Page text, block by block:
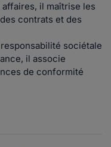
affaires, il maîtrise les
contrats et des
sociétale
il associe
de conformité